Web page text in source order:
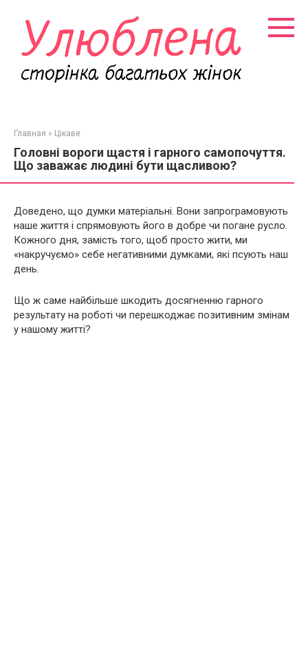
контенту
Главная » Цікаве
Головні вороги щастя і гарного самопочуття.
Що заважає людині бути щасливою?
Доведено, що думки матеріальні. Вони запрограмовують
наше життя і спрямовують його в добре чи погане русло.
Кожного дня, замість того, щоб просто жити, ми
«накручуємо» себе негативними думками, які псують наш
день.
Що ж саме найбільше шкодить досягненню гарного
результату на роботі чи перешкоджає позитивним змінам
у нашому житті?